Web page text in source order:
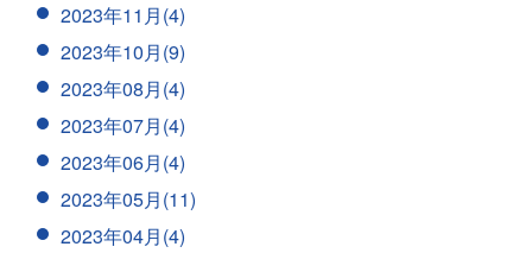
2023年11月(4)
2023年10月(9)
2023年08月(4)
2023年07月(4)
2023年06月(4)
2023年05月(11)
2023年04月(4)